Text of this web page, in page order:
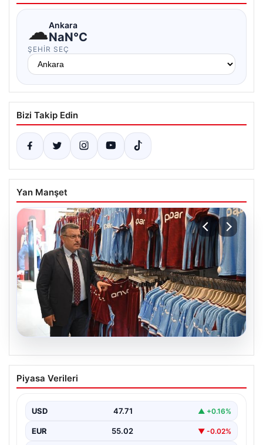
☁Ankara
NaN°C
ŞEHIR SEÇ
Bizi Takip Edin
Yan Manşet
06.08.2026
Ahmet Metin Genç’in forma
kampanyasıyla ilgili belediyeden
Piyasa Verileri
USD 47.71 ▲ +0.16%
EUR 55.02 ▼ -0.02%